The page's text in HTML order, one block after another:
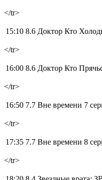
</tr>
15:10 8.6 Доктор Кто
</tr>
16:00 8.6 Доктор Кто
</tr>
16:50 7.7 Вне времени 7
</tr>
17:35 7.7 Вне времени 8
</tr>